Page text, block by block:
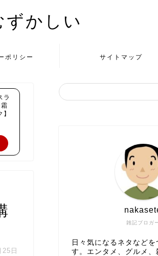
かしい
ポリシー サイトマップ
ラ
日
雑記ブロガ
日々気になるネタなどを
す。エンタメ、グルメ